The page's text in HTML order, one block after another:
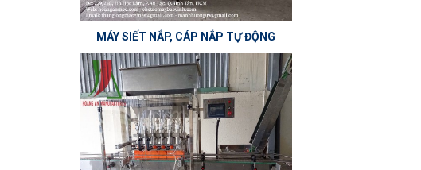
MÁY SIẾT NẮP, CÁP NẮP TỰ ĐỘNG